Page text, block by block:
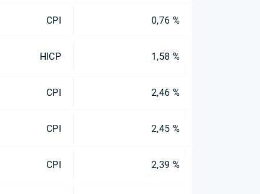
CPI 0,76 %
HICP 1,58 %
CPI 2,46 %
CPI 2,45 %
CPI 2,39 %